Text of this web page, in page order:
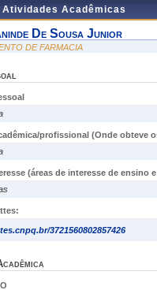
Acadêmicas
De Sousa Junior
DE FARMACIA
profissional (Onde obteve
(áreas de interesse de ensino
3721560802857426